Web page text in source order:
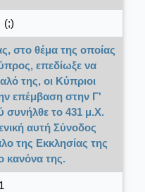
(;)
στο θέμα της οποίας
επεδίωξε να
της, οι Κύπριοι
επέμβαση στην Γ'
συνήλθε το 431 μ.Χ.
αυτή Σύνοδος
της Εκκλησίας της
κανόνα της.